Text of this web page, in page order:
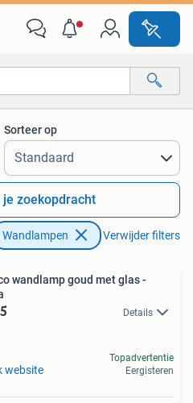
Sorteer op
je zoekopdracht
Wandlampen Verwijder filters
wandlamp goud met glas -
Details
website
Topadvertentie
Eergisteren